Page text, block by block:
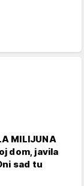
MILIJUNA
dom, javila
sad tu